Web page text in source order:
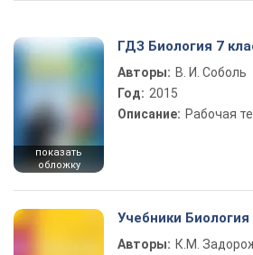
показать
обложку
ГДЗ Биология 7
Авторы: В. И. Соболь
Год: 2015
Описание: Рабочая
Учебники Биология
Авторы: К.М.